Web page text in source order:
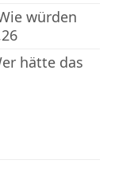
würden
hätte das